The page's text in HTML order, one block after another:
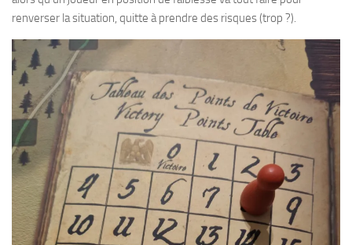
renverser la situation, quitte à prendre des risques (trop ?).